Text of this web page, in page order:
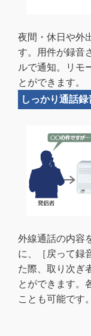
夜間・休日や外
す。用件が録音
ルで通知。リモ
とができます。
しっかり通話録
外線通話の内容
に、［戻って録
た際、取り次ぎ
とができます。
ことも可能です。